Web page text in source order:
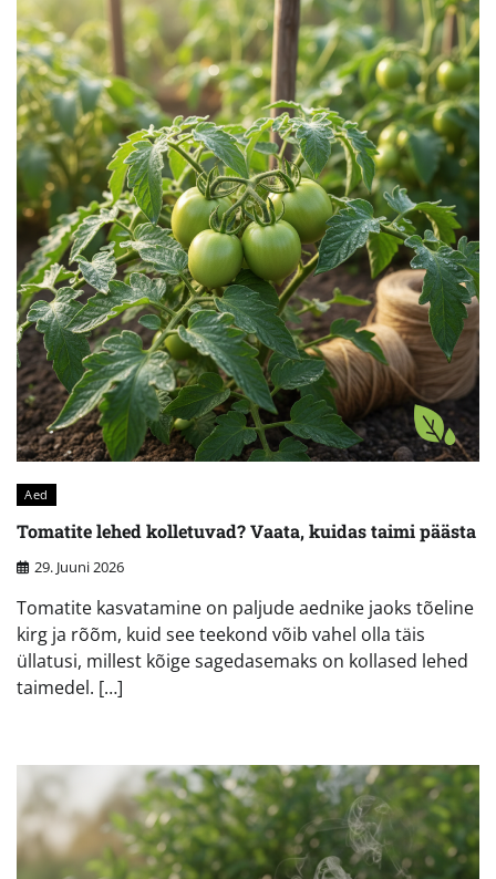
Aed
Tomatite lehed kolletuvad? Vaata, kuidas taimi päästa
29. Juuni 2026
Tomatite kasvatamine on paljude aednike jaoks tõeline
kirg ja rõõm, kuid see teekond võib vahel olla täis
üllatusi, millest kõige sagedasemaks on kollased lehed
taimedel. […]